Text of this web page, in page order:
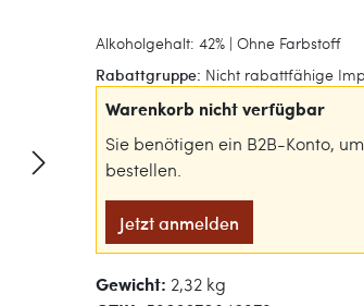
Alkoholgehalt: 42% | Ohne Farbstoff
Rabattgruppe: Nicht rabattfähige
Warenkorb nicht verfügbar
Sie benötigen ein B2B-Konto,
bestellen.
Jetzt anmelden
Gewicht: 2,32 kg